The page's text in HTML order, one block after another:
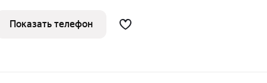
квартиры составляет 58,3 кв. м свободная планировка, два
санузла. Отдельно есть 2
Показать телефон